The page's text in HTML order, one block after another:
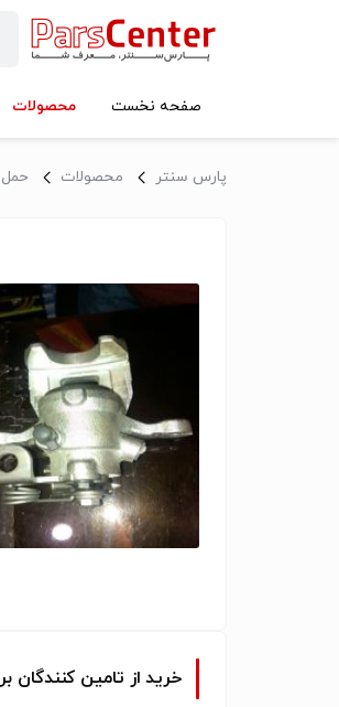
صفحه نخست محصولات
پارس سنتر محصولات حمل
خرید از تامین کنندگان